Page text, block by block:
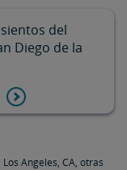
del
Diego de la
Angeles, CA, otras